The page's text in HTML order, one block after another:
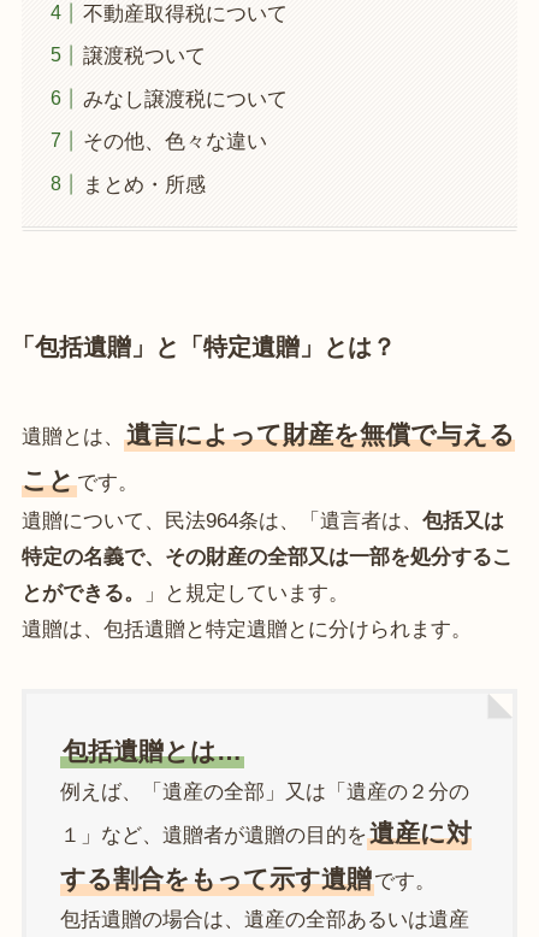
不動産取得税について
譲渡税ついて
みなし譲渡税について
その他、色々な違い
まとめ・所感
「包括遺贈」と「特定遺贈」とは？
遺贈とは、
遺言によって財産を無償で与える
ことです。
遺贈について、民法964条は、「遺言者は、 包括又は
特定の名義で、その財産の全部又は一部を処分するこ
とができる。
」と規定しています。
遺贈は、包括遺贈と特定遺贈とに分けられます。
包括遺贈とは…
例えば、「遺産の全部」又は「遺産の２分の
１」など、遺贈者が遺贈の目的を遺産に対
する割合をもって示す遺贈です。
包括遺贈の場合は、遺産の全部あるいは遺産